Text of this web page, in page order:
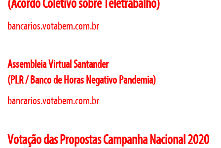
(Acordo Coletivo sobre Teletrabalho)
bancarios.votabem.com.br
Assembleia Virtual Santander
(PLR / Banco de Horas Negativo Pandemia)
bancarios.votabem.com.br
Votação das Propostas Campanha Nacional 2020